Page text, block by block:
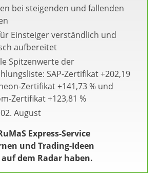
bei steigenden und fallenden
Einsteiger verständlich und
aufbereitet
Spitzenwerte der
SAP-Zertifikat +202,19
Zertifikat +141,73 % und
Zertifikat +123,81 %
August
Express-Service
und Trading-Ideen
dem Radar haben.